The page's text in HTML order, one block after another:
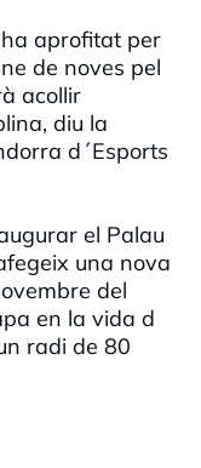
aprofitat per
de noves pel
acollir
diu la
d´Esports
el Palau
una nova
del
en la vida d
radi de 80